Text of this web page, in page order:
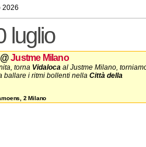
2026
luglio
Justme Milano
torna Vidaloca al Justme Milano,
ballare i ritmi bollenti nella Città della
è per giovedi 30 luglio a Milano, con la
2 Milano
Lun Mar Mer